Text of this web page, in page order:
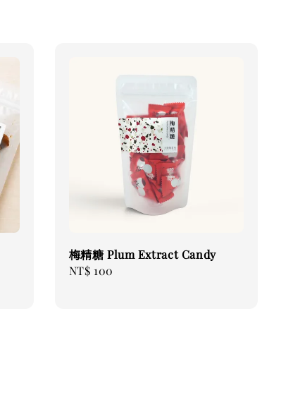
梅精糖 Plum Extract Candy
Regular
NT$ 100